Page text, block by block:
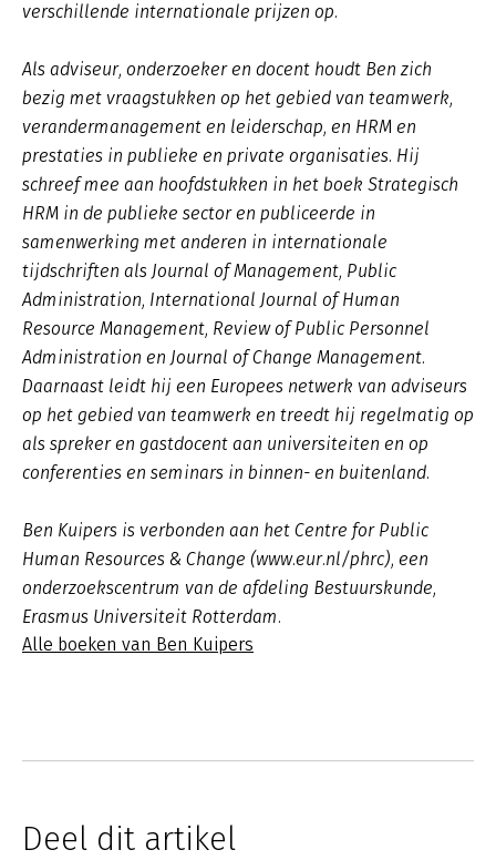
verschillende internationale prijzen op.
Als adviseur, onderzoeker en docent houdt Ben zich
bezig met vraagstukken op het gebied van teamwerk,
verandermanagement en leiderschap, en HRM en
prestaties in publieke en private organisaties. Hij
schreef mee aan hoofdstukken in het boek Strategisch
HRM in de publieke sector en publiceerde in
samenwerking met anderen in internationale
tijdschriften als Journal of Management, Public
Administration, International Journal of Human
Resource Management, Review of Public Personnel
Administration en Journal of Change Management.
Daarnaast leidt hij een Europees netwerk van adviseurs
op het gebied van teamwerk en treedt hij regelmatig op
als spreker en gastdocent aan universiteiten en op
conferenties en seminars in binnen- en buitenland.
Ben Kuipers is verbonden aan het Centre for Public
Human Resources & Change (www.eur.nl/phrc), een
onderzoekscentrum van de afdeling Bestuurskunde,
Erasmus Universiteit Rotterdam.
Alle boeken van Ben Kuipers
Deel dit artikel